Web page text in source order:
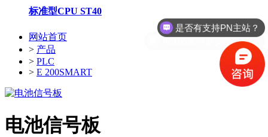
标准型CPU ST40
网站首页
> 产品
> PLC
> E 200SMART
电池信号板
IM155支持多少个扩展模块？